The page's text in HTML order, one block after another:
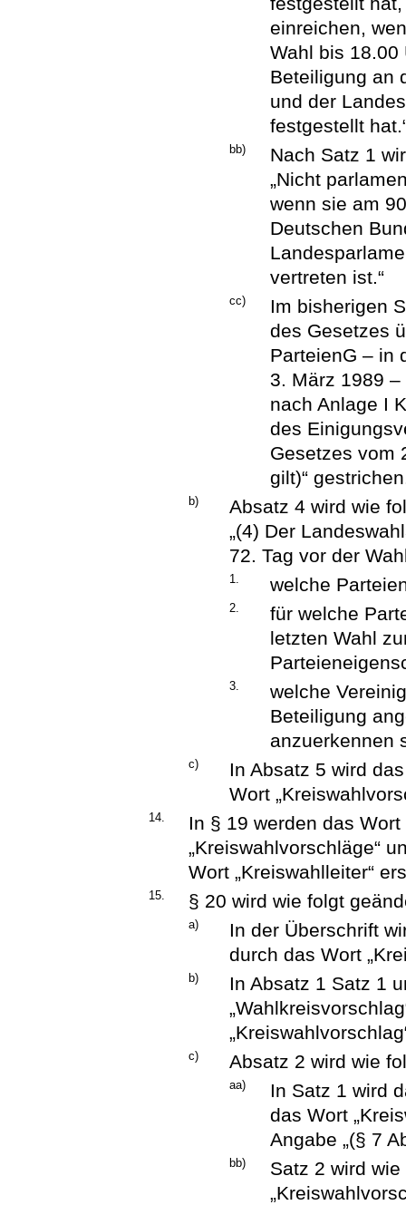
einreichen,
Wahl bis 18.00
Beteiligung an
und der
festgestellt
bb)
Nach Satz 1
„Nicht
wenn sie am
Deutschen
vertreten ist.“
cc)
Im bisherigen
des Gesetzes
ParteienG – in
3. März 1989
nach Anlage I
des
Gesetzes vom
gilt)“
b)
Absatz 4 wird wie
„(4) Der
72. Tag vor der
1. welche
2.
für welche
letzten Wahl
3.
welche
Beteiligung
anzuerkennen
c)
In Absatz 5 wird
Wort
14.
In § 19 werden das
„Kreiswahlvorschläge“
Wort „Kreiswahlleiter“
15. § 20 wird wie folgt
a)
In der Überschrift
durch das Wort
b)
In Absatz 1 Satz 1
c) Absatz 2 wird wie
aa)
In Satz 1 wird
das Wort
Angabe „(§ 7
bb)
Satz 2 wird